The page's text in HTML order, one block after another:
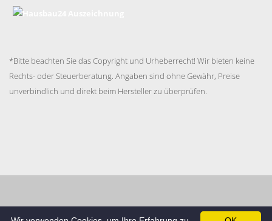
*Bitte beachten Sie das Copyright und Urheberrecht! Wir bieten keine
Rechts- oder Steuerberatung. Angaben sind ohne Gewähr, Preise
unverbindlich und direkt beim Hersteller zu überprüfen.
AGB
Cookie